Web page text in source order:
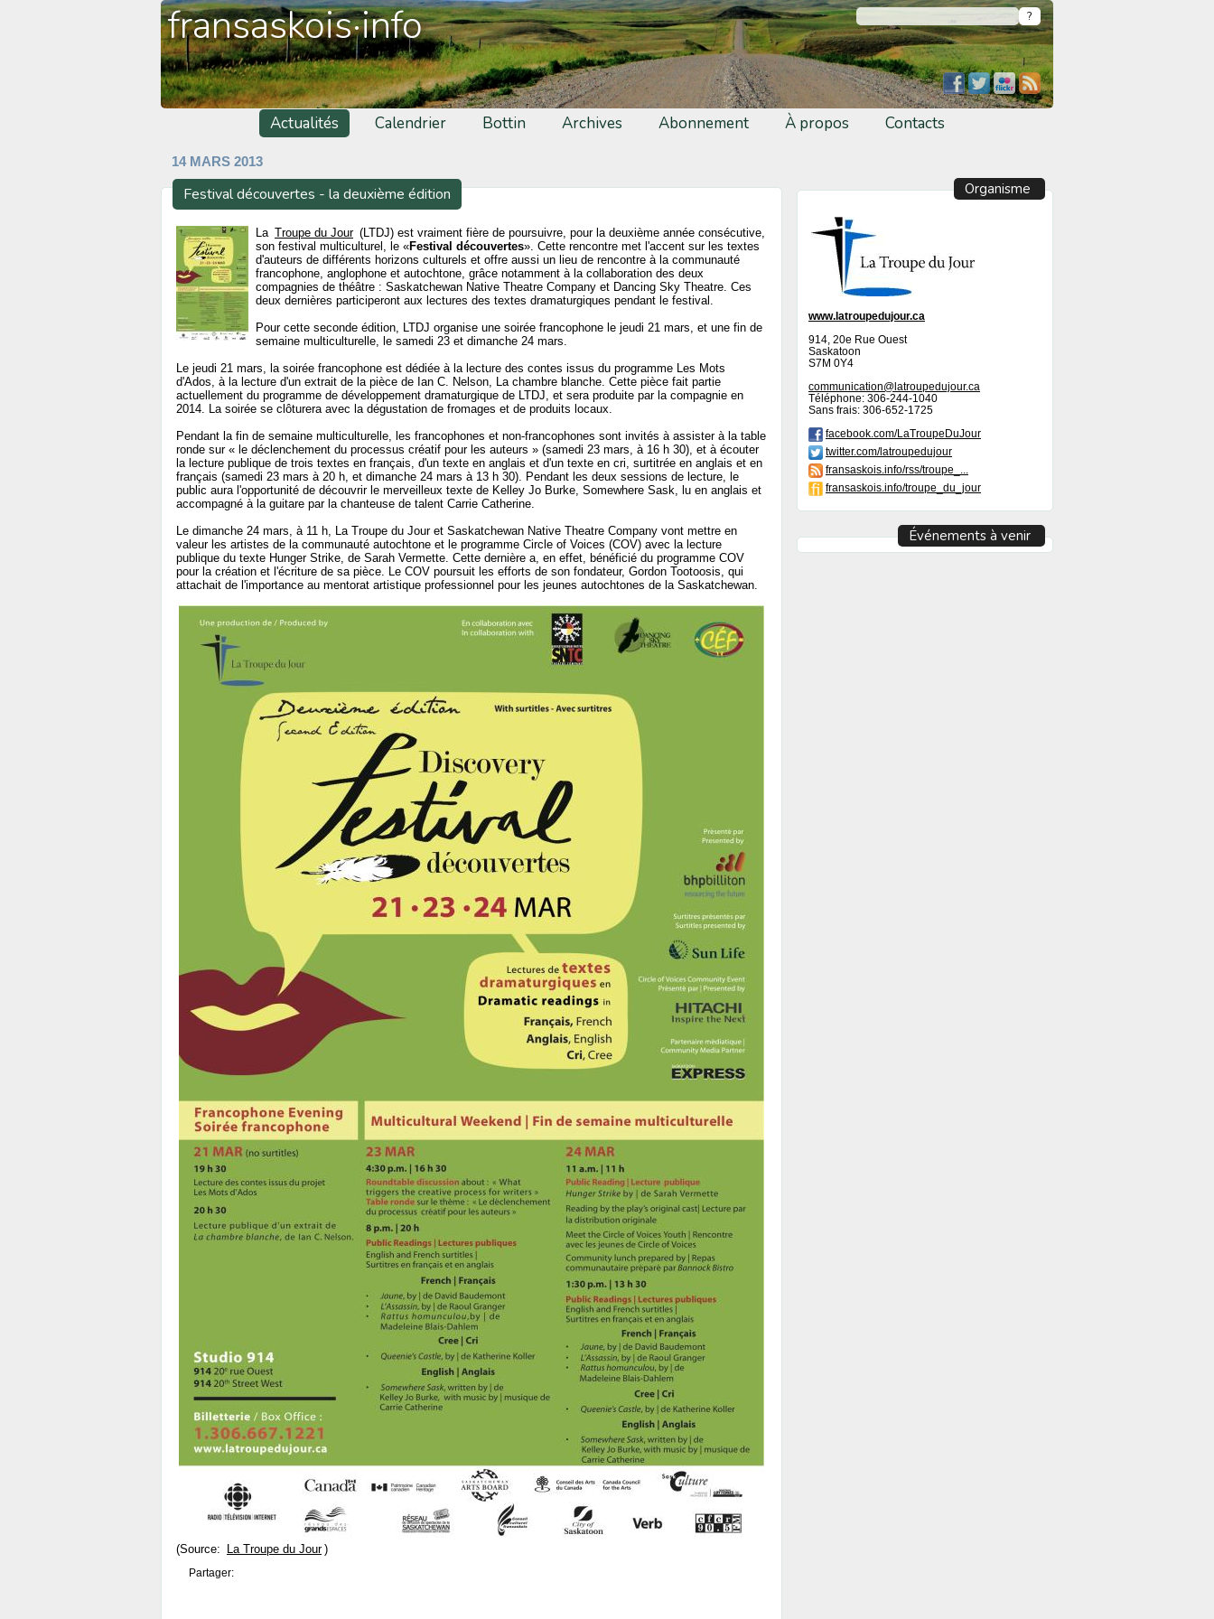
fransaskois·info
Actualités Calendrier Bottin Archives Abonnement À propos Contacts
14 MARS 2013
Festival découvertes - la deuxième édition
La Troupe du Jour (LTDJ) est vraiment fière de poursuivre, pour la deuxième année consécutive,
son festival multiculturel, le «Festival découvertes». Cette rencontre met l'accent sur les textes
d'auteurs de différents horizons culturels et offre aussi un lieu de rencontre à la communauté
francophone, anglophone et autochtone, grâce notamment à la collaboration des deux
compagnies de théâtre : Saskatchewan Native Theatre Company et Dancing Sky Theatre. Ces
deux dernières participeront aux lectures des textes dramaturgiques pendant le festival.
Pour cette seconde édition, LTDJ organise une soirée francophone le jeudi 21 mars, et une fin de
semaine multiculturelle, le samedi 23 et dimanche 24 mars.
Le jeudi 21 mars, la soirée francophone est dédiée à la lecture des contes issus du programme Les Mots
d'Ados, à la lecture d'un extrait de la pièce de Ian C. Nelson, La chambre blanche. Cette pièce fait partie
actuellement du programme de développement dramaturgique de LTDJ, et sera produite par la compagnie en
2014. La soirée se clôturera avec la dégustation de fromages et de produits locaux.
Pendant la fin de semaine multiculturelle, les francophones et non-francophones sont invités à assister à la table
ronde sur « le déclenchement du processus créatif pour les auteurs » (samedi 23 mars, à 16 h 30), et à écouter
la lecture publique de trois textes en français, d'un texte en anglais et d'un texte en cri, surtitrée en anglais et en
français (samedi 23 mars à 20 h, et dimanche 24 mars à 13 h 30). Pendant les deux sessions de lecture, le
public aura l'opportunité de découvrir le merveilleux texte de Kelley Jo Burke, Somewhere Sask, lu en anglais et
accompagné à la guitare par la chanteuse de talent Carrie Catherine.
Le dimanche 24 mars, à 11 h, La Troupe du Jour et Saskatchewan Native Theatre Company vont mettre en
valeur les artistes de la communauté autochtone et le programme Circle of Voices (COV) avec la lecture
publique du texte Hunger Strike, de Sarah Vermette. Cette dernière a, en effet, bénéficié du programme COV
pour la création et l'écriture de sa pièce. Le COV poursuit les efforts de son fondateur, Gordon Tootoosis, qui
attachait de l'importance au mentorat artistique professionnel pour les jeunes autochtones de la Saskatchewan.
(Source: La Troupe du Jour )
Partager:
Organisme
www.latroupedujour.ca
914, 20e Rue Ouest
Saskatoon
S7M 0Y4
communication@latroupedujour.ca
Téléphone: 306-244-1040
Sans frais: 306-652-1725
facebook.com/LaTroupeDuJour
twitter.com/latroupedujour
fransaskois.info/rss/troupe_...
fransaskois.info/troupe_du_jour
Événements à venir